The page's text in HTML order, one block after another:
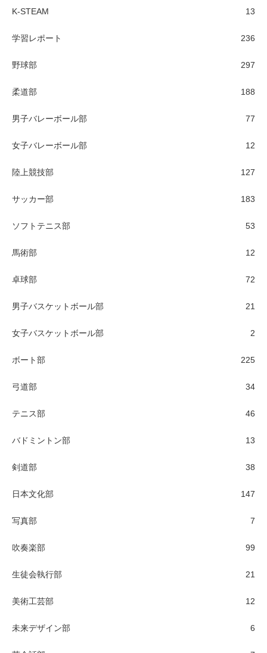
K-STEAM 13
学習レポート 236
野球部 297
柔道部 188
男子バレーボール部 77
女子バレーボール部 12
陸上競技部 127
サッカー部 183
ソフトテニス部 53
馬術部 12
卓球部 72
男子バスケットボール部 21
女子バスケットボール部 2
ボート部 225
弓道部 34
テニス部 46
バドミントン部 13
剣道部 38
日本文化部 147
写真部 7
吹奏楽部 99
生徒会執行部 21
美術工芸部 12
未来デザイン部 6